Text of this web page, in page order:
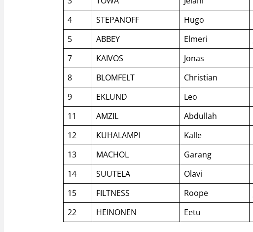
4
STEPANOFF Hugo
5
ABBEY Elmeri
7
KAIVOS Jonas
8
BLOMFELT Christian
9
EKLUND Leo
11
AMZIL Abdullah
12
KUHALAMPI Kalle
13
MACHOL Garang
14
SUUTELA Olavi
15
FILTNESS Roope
22
HEINONEN Eetu